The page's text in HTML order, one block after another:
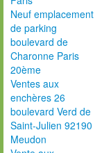
Neuf emplacement
de parking
boulevard de
Charonne Paris
20ème
Ventes aux
enchères 26
boulevard Verd de
Saint-Julien 92190
Meudon